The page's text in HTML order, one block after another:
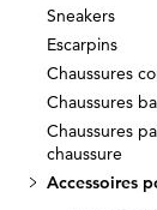
Sneakers
Escarpins
Chaussures
Chaussures
Chaussures
chaussure
Accessoires